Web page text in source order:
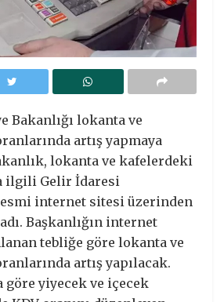
Bakanlığı lokanta ve
artış yapmaya
lokanta ve kafelerdeki
ilgili Gelir İdaresi
internet sitesi üzerinden
Başkanlığın internet
tebliğe göre lokanta ve
artış yapılacak.
göre yiyecek ve içecek